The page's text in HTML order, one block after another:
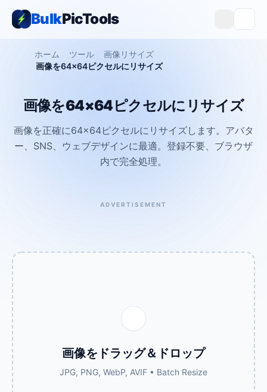
BulkPicTools
ホーム ツール
画像リサイズ
画像を64×64ピクセルにリサイズ
画像を64×64ピクセルにリサイズ
画像を正確に64×64ピクセルにリサイズします。アバタ
ー、SNS、ウェブデザインに最適。登録不要、ブラウザ
内で完全処理。
ADVERTISEMENT
画像をドラッグ＆ドロップ
JPG, PNG, WebP, AVIF • Batch Resize